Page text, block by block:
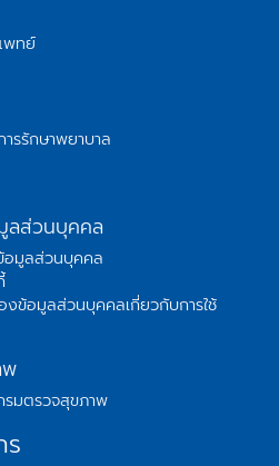
พทย์
ารรักษาพยาบาล
ลส่วนบุคคล
อมูลส่วนบุคคล
งข้อมูลส่วนบุคคลเกี่ยวกับการใช้
พ
รมตรวจสุขภาพ
ร